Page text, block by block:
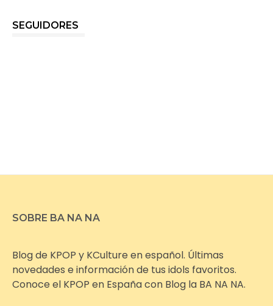
SEGUIDORES
SOBRE BA NA NA
Blog de KPOP y KCulture en español. Últimas
novedades e información de tus idols favoritos.
Conoce el KPOP en España con Blog la BA NA NA.